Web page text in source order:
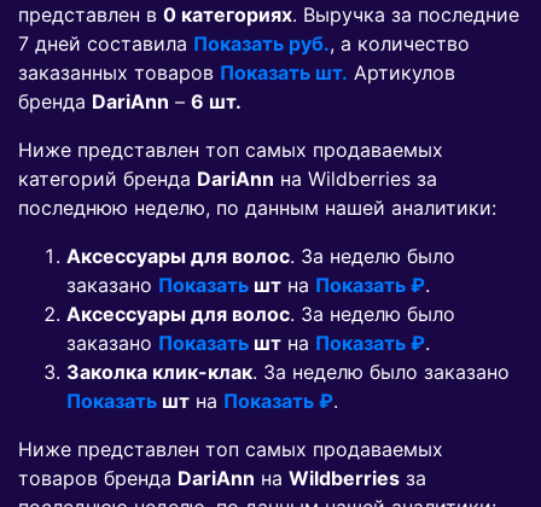
представлен в 0 категориях. Выручка за последние
7 дней составила Показать руб., а количество
заказанных товаров Показать шт. Артикулов
бренда DariAnn – 6 шт.
Ниже представлен топ самых продаваемых
категорий бренда DariAnn на Wildberries за
последнюю неделю, по данным нашей аналитики:
Аксессуары для волос. За неделю было
заказано Показать шт на Показать ₽.
Аксессуары для волос. За неделю было
заказано Показать шт на Показать ₽.
Заколка клик-клак. За неделю было заказано
Показать шт на Показать ₽.
Ниже представлен топ самых продаваемых
товаров бренда DariAnn на Wildberries за